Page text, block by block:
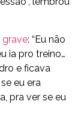
: “Eu não
ia pro treino…
e ficava
eu era
pra ver se eu